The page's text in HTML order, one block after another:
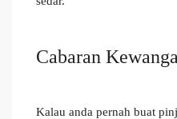
Cabaran
Kalau anda pernah buat